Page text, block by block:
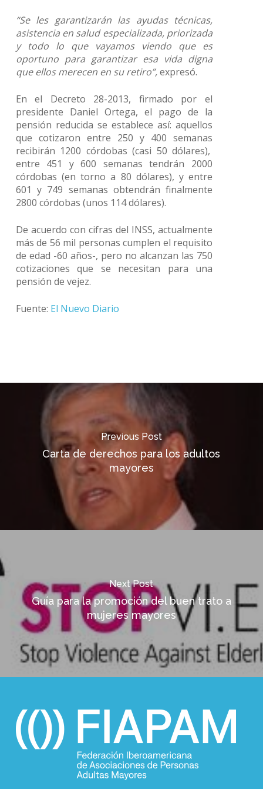
“Se les garantizarán las ayudas técnicas,
asistencia en salud especializada, priorizada
y todo lo que vayamos viendo que es
oportuno para garantizar esa vida digna
que ellos merecen en su retiro”,expresó.
En el Decreto 28-2013, firmado por el
presidente Daniel Ortega, el pago de la
pensión reducida se establece así: aquellos
que cotizaron entre 250 y 400 semanas
recibirán 1200 córdobas (casi 50 dólares),
entre 451 y 600 semanas tendrán 2000
córdobas (en torno a 80 dólares), y entre
601 y 749 semanas obtendrán finalmente
2800 córdobas (unos 114 dólares).
De acuerdo con cifras del INSS, actualmente
más de 56 mil personas cumplen el requisito
de edad -60 años-, pero no alcanzan las 750
cotizaciones que se necesitan para una
pensión de vejez.
Fuente: El Nuevo Diario
Previous Post
Carta de derechos para los adultos
mayores
Next Post
Guía para la promoción del buen trato a
mujeres mayores